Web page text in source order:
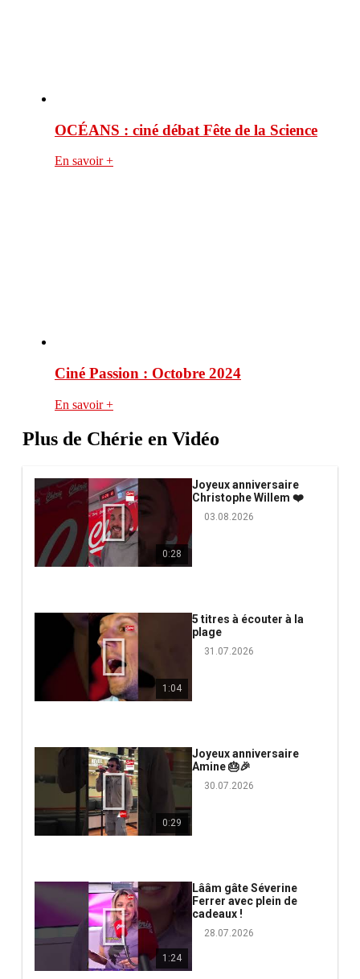
OCÉANS : ciné débat Fête de la Science
En savoir +
Ciné Passion : Octobre 2024
En savoir +
Plus de Chérie en Vidéo
0:28
Joyeux anniversaire
Christophe Willem ❤️
03.08.2026
1:04
5 titres à écouter à la
plage
31.07.2026
0:29
Joyeux anniversaire
Amine 🎂🎉
30.07.2026
1:24
Lââm gâte Séverine
Ferrer avec plein de
cadeaux !
28.07.2026